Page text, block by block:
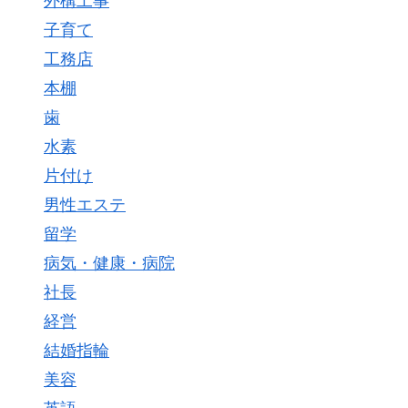
子育て
工務店
本棚
歯
水素
片付け
男性エステ
留学
病気・健康・病院
社長
経営
結婚指輪
美容